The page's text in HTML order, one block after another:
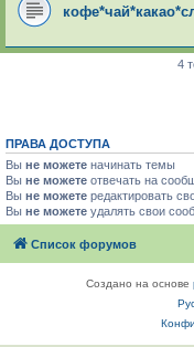
4
ПРАВА ДОСТУПА
Вы не можете начинать темы
Вы не можете отвечать на
Вы не можете редактировать
Вы не можете удалять свои
Список форумов
Создано на основе